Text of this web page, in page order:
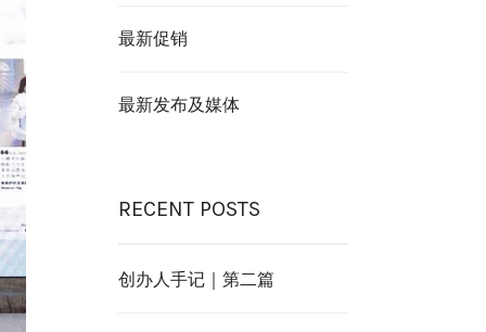
最新促销
最新发布及媒体
RECENT POSTS
创办人手记｜第二篇